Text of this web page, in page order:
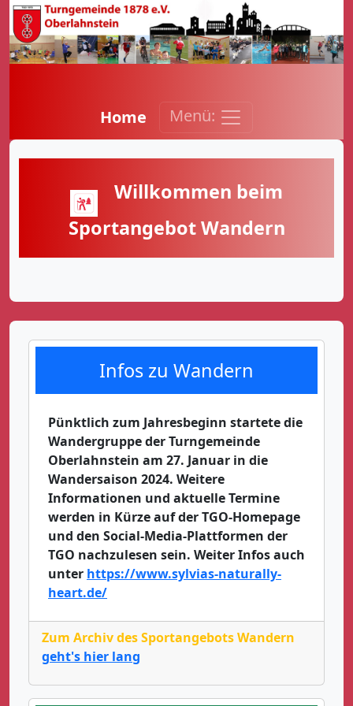
Home Menü:
Willkommen beim
Sportangebot Wandern
Infos zu Wandern
Pünktlich zum Jahresbeginn startete die
Wandergruppe der Turngemeinde
Oberlahnstein am 27. Januar in die
Wandersaison 2024. Weitere
Informationen und aktuelle Termine
werden in Kürze auf der TGO-Homepage
und den Social-Media-Plattformen der
TGO nachzulesen sein. Weiter Infos auch
unter https://www.sylvias-naturally-
heart.de/
Zum Archiv des Sportangebots Wandern
geht's hier lang